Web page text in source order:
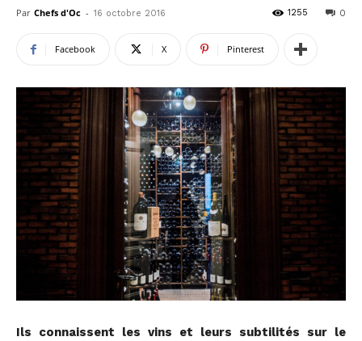
Par Chefs d'Oc - 16 octobre 2016 0
1255
Facebook X Pinterest
Ils connaissent les vins et leurs subtilités sur le